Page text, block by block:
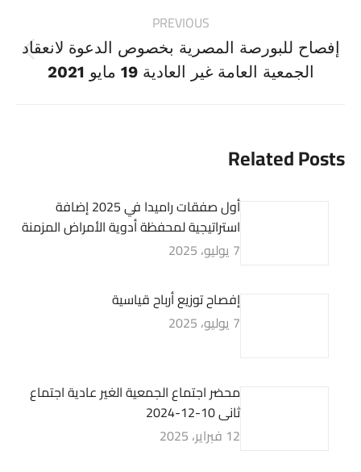
PREVIOUS
Previous
post:
إفصاح للبورصة المصرية بخصوص الدعوة لانعقاد
الجمعية العامة غير العادية 19 مايو 2021
Related Posts
أول صفقات راميدا في 2025 إضافة
استراتيجية لمحفظة أدوية الأمراض المزمنة
7 يوليو، 2025
إفصاح توزيع أرباح قياسية
7 يوليو، 2025
محضر اجتماع الجمعية الغير عادية اجتماع
ثانى 10-12-2024
12 فبراير، 2025